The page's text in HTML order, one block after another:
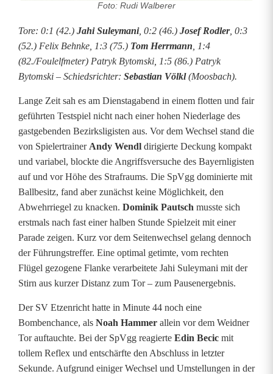
i
d
e
n
s
i
e
g
t
n
a
c
h
d
e
Foto: Rudi Walberer
Tore: 0:1 (42.) Jahi Suleymani, 0:2 (46.) Josef Rodler, 0:3
(52.) Felix Behnke, 1:3 (75.) Tom Herrmann , 1:4
(82./Foulelfmeter) Patryk Bytomski, 1:5 (86.) Patryk
Bytomski – Schiedsrichter: Sebastian Völkl(Moosbach).
Lange Zeit sah es am Dienstagabend in einem flotten und fair
geführten Testspiel nicht nach einer hohen Niederlage des
gastgebenden Bezirksligisten aus. Vor dem Wechsel stand die
von Spielertrainer Andy Wendl dirigierte Deckung kompakt
und variabel, blockte die Angriffsversuche des Bayernligisten
auf und vor Höhe des Strafraums. Die SpVgg dominierte mit
Ballbesitz, fand aber zunächst keine Möglichkeit, den
Abwehrriegel zu knacken. Dominik Pautsch musste sich
erstmals nach fast einer halben Stunde Spielzeit mit einer
Parade zeigen. Kurz vor dem Seitenwechsel gelang dennoch
der Führungstreffer. Eine optimal getimte, vom rechten
Flügel gezogene Flanke verarbeitete Jahi Suleymani mit der
Stirn aus kurzer Distanz zum Tor – zum Pausenergebnis.
Der SV Etzenricht hatte in Minute 44 noch eine
Bombenchance, als Noah Hammer allein vor dem Weidner
Tor auftauchte. Bei der SpVgg reagierte Edin Becic mit
tollem Reflex und entschärfte den Abschluss in letzter
Sekunde. Aufgrund einiger Wechsel und Umstellungen in der